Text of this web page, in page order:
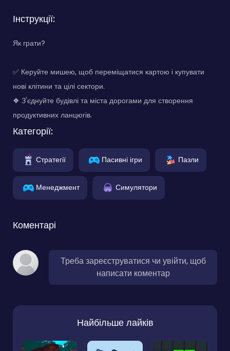
Інструкції:
Як грати?
✅ Керуйте мишею, щоб переміщатися картою і купувати
нові клітини та цілі сектори.
❖ З'єднуйте будівлі та міста дорогами для створення
продуктивних ланцюгів.
Категорії:
Стратегії Пасивні ігри Пазли
Менеджмент Симулятори
Коментарі
Треба зареєструватися чи увійти, щоб
написати коментар
Найбільше лайків